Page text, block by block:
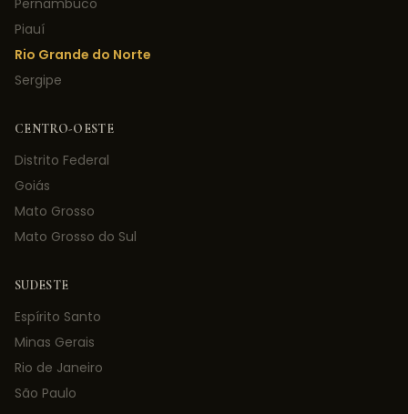
Pernambuco
Piauí
Rio Grande do Norte
Sergipe
CENTRO-OESTE
Distrito Federal
Goiás
Mato Grosso
Mato Grosso do Sul
SUDESTE
Espírito Santo
Minas Gerais
Rio de Janeiro
São Paulo